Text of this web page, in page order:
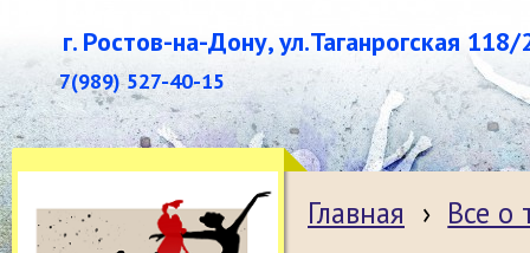
г. Ростов-на-Дону, ул.Таганрогская 118/
7(989) 527-40-15
Главная › Все о